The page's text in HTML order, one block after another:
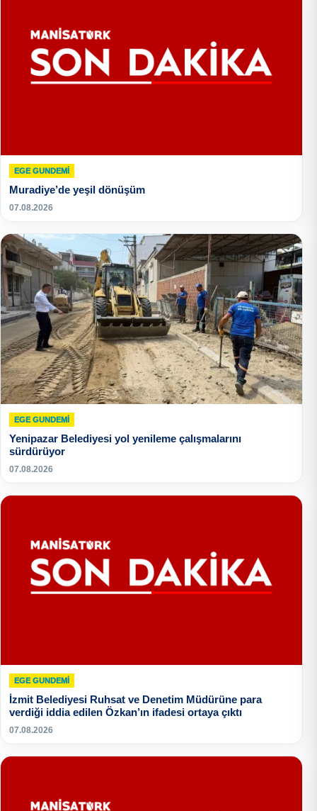
EGE GUNDEMİ
Muradiye’de yeşil dönüşüm
07.08.2026
EGE GUNDEMİ
Yenipazar Belediyesi yol yenileme çalışmalarını
sürdürüyor
07.08.2026
EGE GUNDEMİ
İzmit Belediyesi Ruhsat ve Denetim Müdürüne para
verdiği iddia edilen Özkan’ın ifadesi ortaya çıktı
07.08.2026